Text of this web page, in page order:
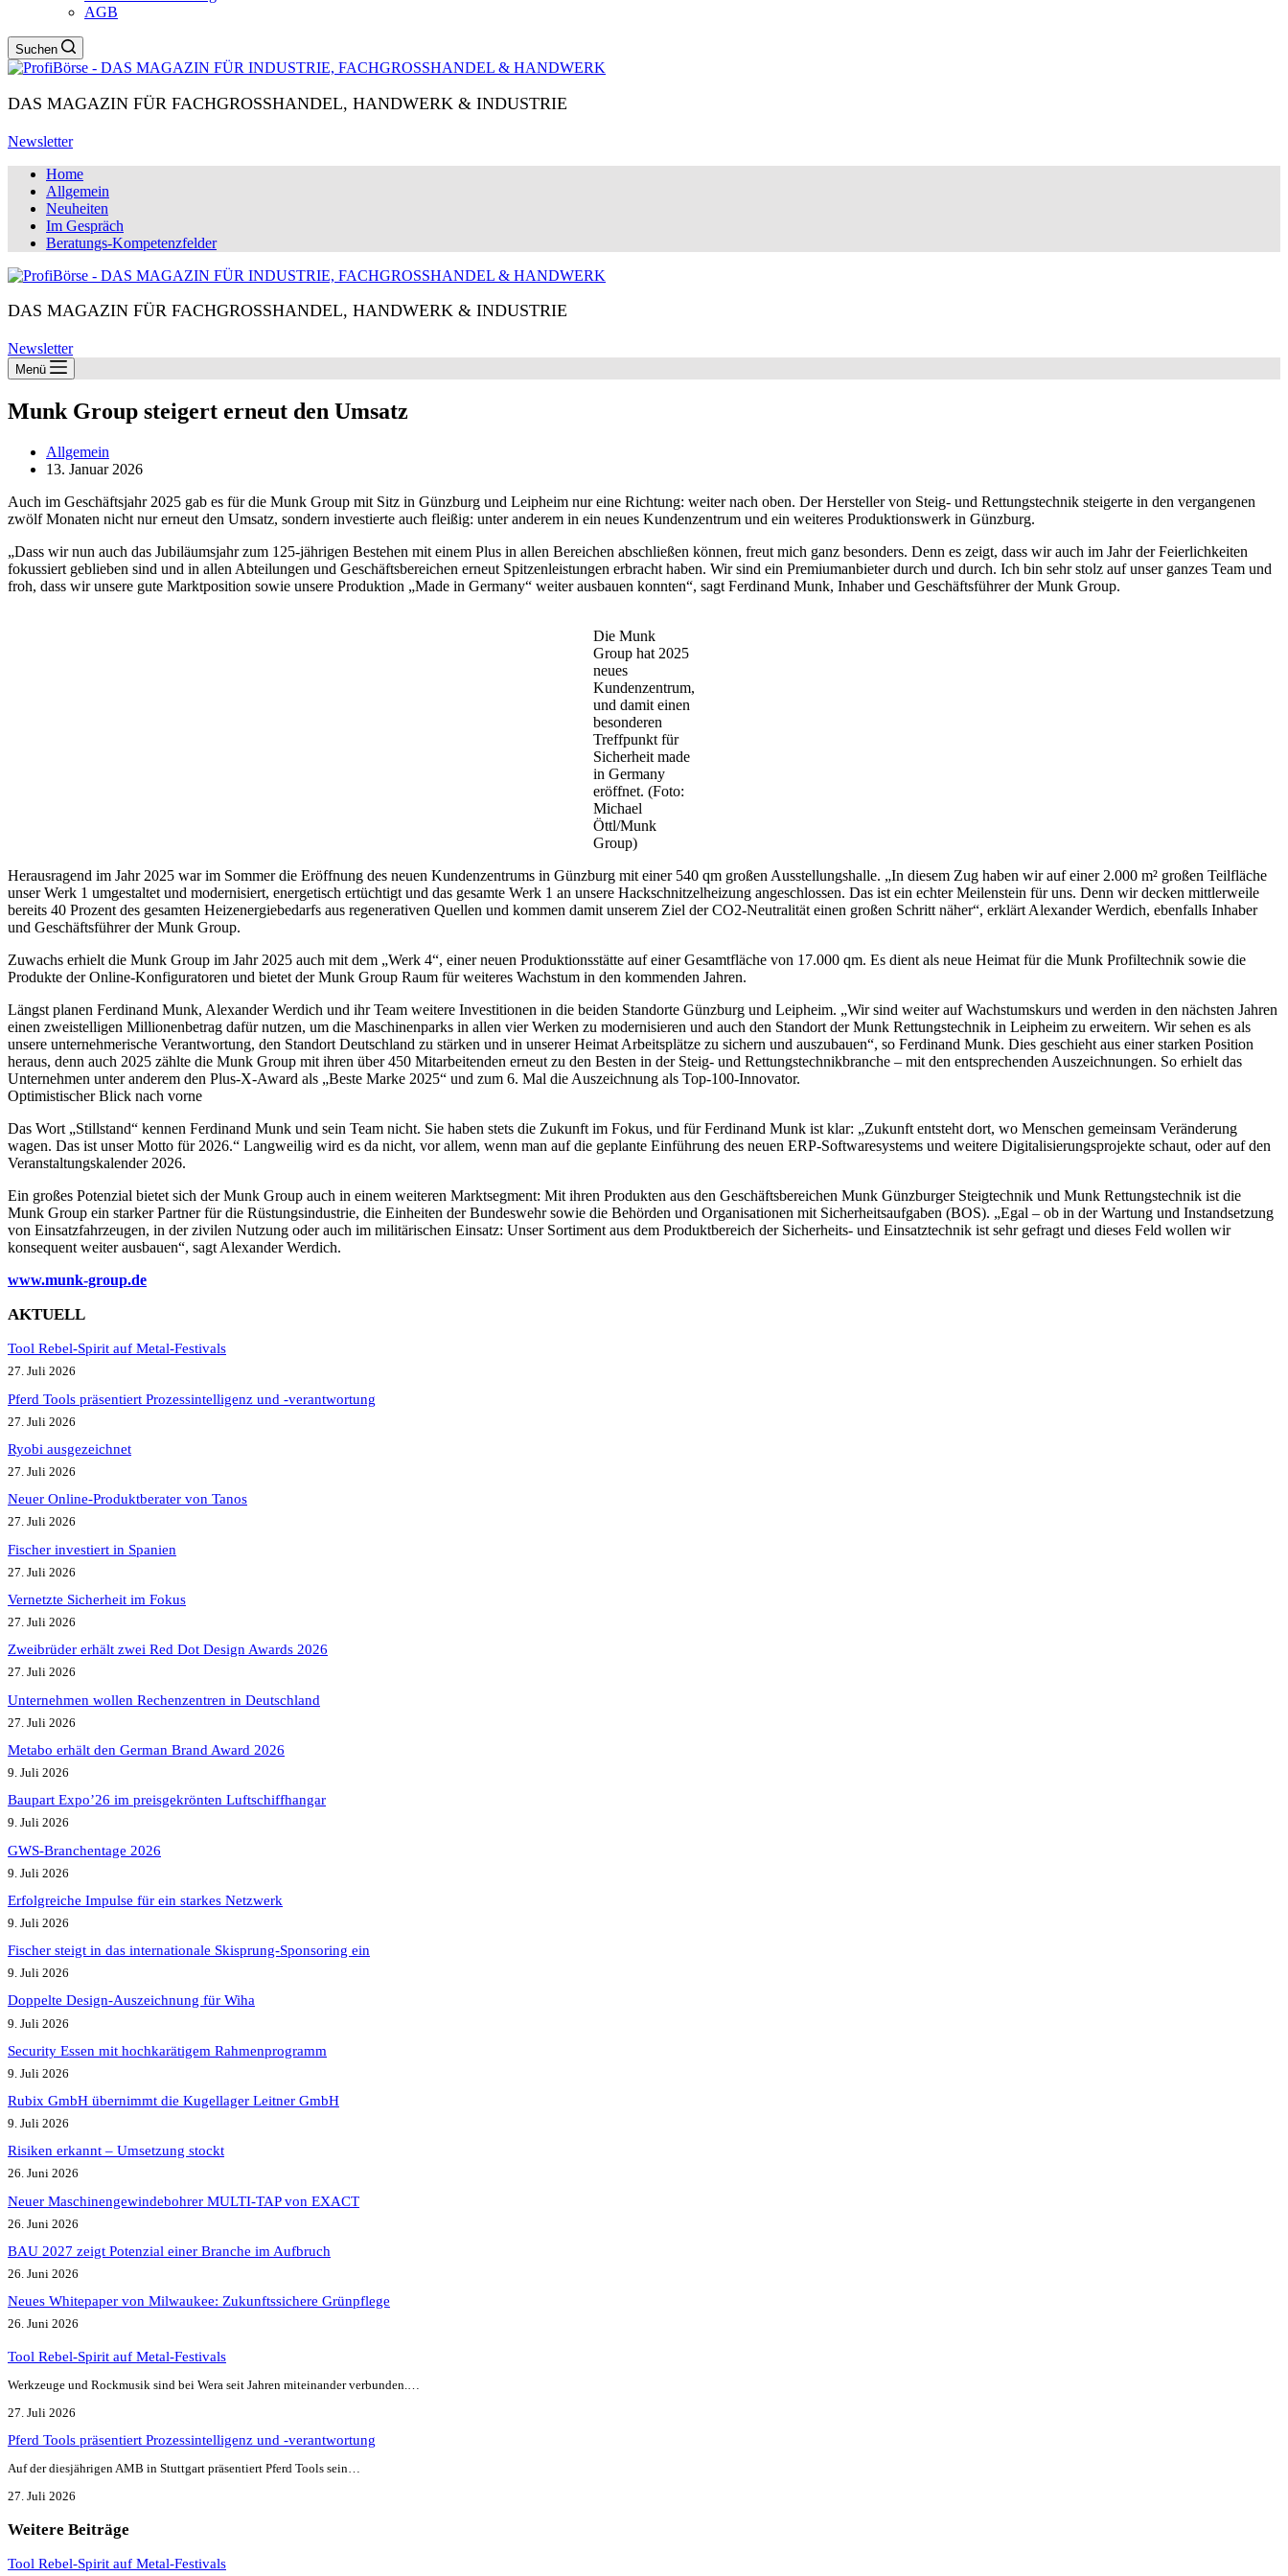
AGB
Suchen
DAS MAGAZIN FÜR FACHGROSSHANDEL, HANDWERK & INDUSTRIE
Newsletter
Home
Allgemein
Neuheiten
Im Gespräch
Beratungs-Kompetenzfelder
DAS MAGAZIN FÜR FACHGROSSHANDEL, HANDWERK & INDUSTRIE
Newsletter
Menü
Munk Group steigert erneut den Umsatz
Allgemein
13. Januar 2026
Auch im Geschäftsjahr 2025 gab es für die Munk Group mit Sitz in Günzburg und Leipheim nur eine Richtung: weiter nach oben. Der Hersteller von Steig- und Rettungstechnik steigerte in den vergangenen
zwölf Monaten nicht nur erneut den Umsatz, sondern investierte auch fleißig: unter anderem in ein neues Kundenzentrum und ein weiteres Produktionswerk in Günzburg.
„Dass wir nun auch das Jubiläumsjahr zum 125-jährigen Bestehen mit einem Plus in allen Bereichen abschließen können, freut mich ganz besonders. Denn es zeigt, dass wir auch im Jahr der Feierlichkeiten
fokussiert geblieben sind und in allen Abteilungen und Geschäftsbereichen erneut Spitzenleistungen erbracht haben. Wir sind ein Premiumanbieter durch und durch. Ich bin sehr stolz auf unser ganzes Team und
froh, dass wir unsere gute Marktposition sowie unsere Produktion „Made in Germany“ weiter ausbauen konnten“, sagt Ferdinand Munk, Inhaber und Geschäftsführer der Munk Group.
Die Munk
Group hat 2025
neues
Kundenzentrum,
und damit einen
besonderen
Treffpunkt für
Sicherheit made
in Germany
eröffnet. (Foto:
Michael
Öttl/Munk
Group)
Herausragend im Jahr 2025 war im Sommer die Eröffnung des neuen Kundenzentrums in Günzburg mit einer 540 qm großen Ausstellungshalle. „In diesem Zug haben wir auf einer 2.000 m² großen Teilfläche
unser Werk 1 umgestaltet und modernisiert, energetisch ertüchtigt und das gesamte Werk 1 an unsere Hackschnitzelheizung angeschlossen. Das ist ein echter Meilenstein für uns. Denn wir decken mittlerweile
bereits 40 Prozent des gesamten Heizenergiebedarfs aus regenerativen Quellen und kommen damit unserem Ziel der CO2-Neutralität einen großen Schritt näher“, erklärt Alexander Werdich, ebenfalls Inhaber
und Geschäftsführer der Munk Group.
Zuwachs erhielt die Munk Group im Jahr 2025 auch mit dem „Werk 4“, einer neuen Produktionsstätte auf einer Gesamtfläche von 17.000 qm. Es dient als neue Heimat für die Munk Profiltechnik sowie die
Produkte der Online-Konfiguratoren und bietet der Munk Group Raum für weiteres Wachstum in den kommenden Jahren.
Längst planen Ferdinand Munk, Alexander Werdich und ihr Team weitere Investitionen in die beiden Standorte Günzburg und Leipheim. „Wir sind weiter auf Wachstumskurs und werden in den nächsten Jahren
einen zweistelligen Millionenbetrag dafür nutzen, um die Maschinenparks in allen vier Werken zu modernisieren und auch den Standort der Munk Rettungstechnik in Leipheim zu erweitern. Wir sehen es als
unsere unternehmerische Verantwortung, den Standort Deutschland zu stärken und in unserer Heimat Arbeitsplätze zu sichern und auszubauen“, so Ferdinand Munk. Dies geschieht aus einer starken Position
heraus, denn auch 2025 zählte die Munk Group mit ihren über 450 Mitarbeitenden erneut zu den Besten in der Steig- und Rettungstechnikbranche – mit den entsprechenden Auszeichnungen. So erhielt das
Unternehmen unter anderem den Plus-X-Award als „Beste Marke 2025“ und zum 6. Mal die Auszeichnung als Top-100-Innovator.
Optimistischer Blick nach vorne
Das Wort „Stillstand“ kennen Ferdinand Munk und sein Team nicht. Sie haben stets die Zukunft im Fokus, und für Ferdinand Munk ist klar: „Zukunft entsteht dort, wo Menschen gemeinsam Veränderung
wagen. Das ist unser Motto für 2026.“ Langweilig wird es da nicht, vor allem, wenn man auf die geplante Einführung des neuen ERP-Softwaresystems und weitere Digitalisierungsprojekte schaut, oder auf den
Veranstaltungskalender 2026.
Ein großes Potenzial bietet sich der Munk Group auch in einem weiteren Marktsegment: Mit ihren Produkten aus den Geschäftsbereichen Munk Günzburger Steigtechnik und Munk Rettungstechnik ist die
Munk Group ein starker Partner für die Rüstungsindustrie, die Einheiten der Bundeswehr sowie die Behörden und Organisationen mit Sicherheitsaufgaben (BOS). „Egal – ob in der Wartung und Instandsetzung
von Einsatzfahrzeugen, in der zivilen Nutzung oder auch im militärischen Einsatz: Unser Sortiment aus dem Produktbereich der Sicherheits- und Einsatztechnik ist sehr gefragt und dieses Feld wollen wir
konsequent weiter ausbauen“, sagt Alexander Werdich.
www.munk-group.de
AKTUELL
Tool Rebel-Spirit auf Metal-Festivals
27. Juli 2026
Pferd Tools präsentiert Prozessintelligenz und -verantwortung
27. Juli 2026
Ryobi ausgezeichnet
27. Juli 2026
Neuer Online-Produktberater von Tanos
27. Juli 2026
Fischer investiert in Spanien
27. Juli 2026
Vernetzte Sicherheit im Fokus
27. Juli 2026
Zweibrüder erhält zwei Red Dot Design Awards 2026
27. Juli 2026
Unternehmen wollen Rechenzentren in Deutschland
27. Juli 2026
Metabo erhält den German Brand Award 2026
9. Juli 2026
Baupart Expo’26 im preisgekrönten Luftschiffhangar
9. Juli 2026
GWS-Branchentage 2026
9. Juli 2026
Erfolgreiche Impulse für ein starkes Netzwerk
9. Juli 2026
Fischer steigt in das internationale Skisprung-Sponsoring ein
9. Juli 2026
Doppelte Design-Auszeichnung für Wiha
9. Juli 2026
Security Essen mit hochkarätigem Rahmenprogramm
9. Juli 2026
Rubix GmbH übernimmt die Kugellager Leitner GmbH
9. Juli 2026
Risiken erkannt – Umsetzung stockt
26. Juni 2026
Neuer Maschinengewindebohrer MULTI-TAP von EXACT
26. Juni 2026
BAU 2027 zeigt Potenzial einer Branche im Aufbruch​
26. Juni 2026
Neues Whitepaper von Milwaukee: Zukunftssichere Grünpflege
26. Juni 2026
Tool Rebel-Spirit auf Metal-Festivals
Werkzeuge und Rockmusik sind bei Wera seit Jahren miteinander verbunden.…
27. Juli 2026
Pferd Tools präsentiert Prozessintelligenz und -verantwortung
Auf der diesjährigen AMB in Stuttgart präsentiert Pferd Tools sein…
27. Juli 2026
Weitere Beiträge
Tool Rebel-Spirit auf Metal-Festivals